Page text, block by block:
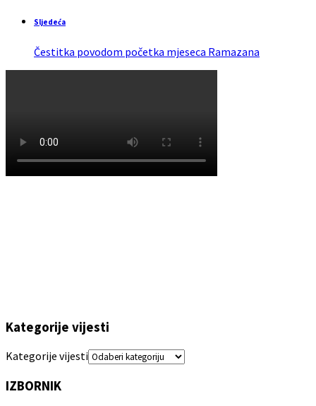
Sljedeća
Čestitka povodom početka mjeseca Ramazana
Kategorije vijesti
Kategorije vijesti
IZBORNIK